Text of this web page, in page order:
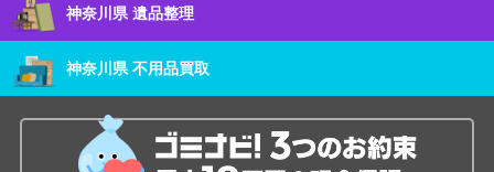
神奈川県 遺品整理
神奈川県 不用品買取